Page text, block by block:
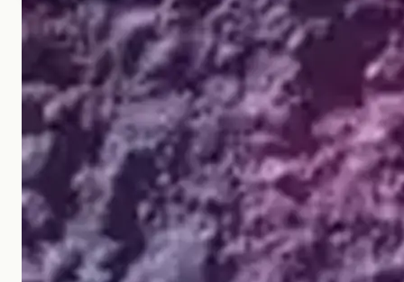
Estudiar y trabajar